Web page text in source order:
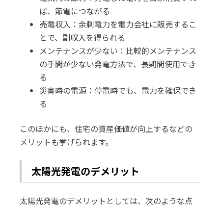
ば、節電につながる
売電収入：余剰電力を電力会社に販売するこ
とで、副収入を得られる
メンテナンスが少ない：比較的メンテナンス
の手間が少ない発電方法で、長期間使用でき
る
災害時の電源：停電時でも、電力を確保でき
る
このほかにも、住宅の資産価値が向上するなどの
メリットも挙げられます。
太陽光発電のデメリット
太陽光発電のデメリットとしては、次のような点